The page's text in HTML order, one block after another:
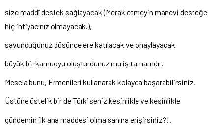
size maddî destek sağlayacak (Merak etmeyin manevi desteğe
hiç ihtiyacınız olmayacak.),
savunduğunuz düşüncelere katılacak ve onaylayacak
büyük bir kamuoyu oluşturdunuz mu iş tamamdır.
Mesela bunu, Ermenileri kullanarak kolayca başarabilirsiniz.
Üstüne üstelik bir de Türk’ seniz kesinlikle ve kesinlikle
gündemin ilk ana maddesi olma şanına erişirsiniz?!.